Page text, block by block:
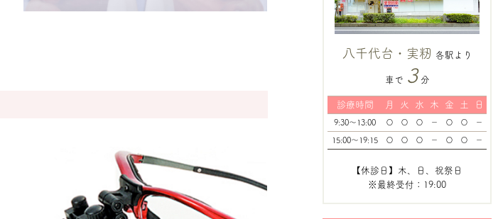
八千代台・実籾 各駅より
車で 3分
診療時間 月 火 水 木 金 土 日
9:30～13:00 〇 〇 〇 － 〇 〇 －
15:00～19:15 〇 〇 〇 － 〇 〇 －
【休診日】木、日、祝祭日
※最終受付：19:00